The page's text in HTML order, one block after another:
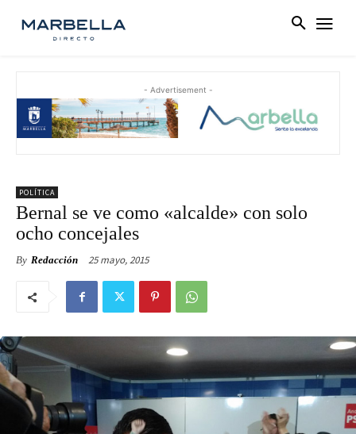
- Advertisement -
POLÍTICA
Bernal se ve como «alcalde» con solo
ocho concejales
By Redacción 25 mayo, 2015